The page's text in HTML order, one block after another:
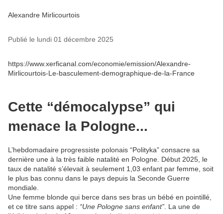
Alexandre Mirlicourtois
Publié le lundi 01 décembre 2025
https://www.xerficanal.com/economie/emission/Alexandre-
Mirlicourtois-Le-basculement-demographique-de-la-France
Cette “démocalypse” qui
menace la Pologne...
L’hebdomadaire progressiste polonais “Polityka” consacre sa
dernière une à la très faible natalité en Pologne. Début 2025, le
taux de natalité s’élevait à seulement 1,03 enfant par femme, soit
le plus bas connu dans le pays depuis la Seconde Guerre
mondiale.
Une femme blonde qui berce dans ses bras un bébé en pointillé,
et ce titre sans appel : “Une Pologne sans enfant” . La une de